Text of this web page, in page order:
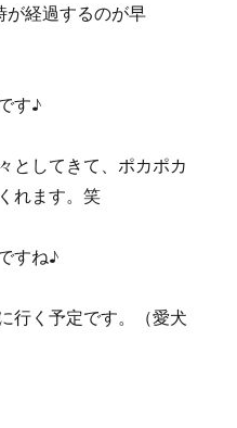
が経過するのが早
す♪
としてきて、ポカポカ
れます。笑
すね♪
行く予定です。（愛犬